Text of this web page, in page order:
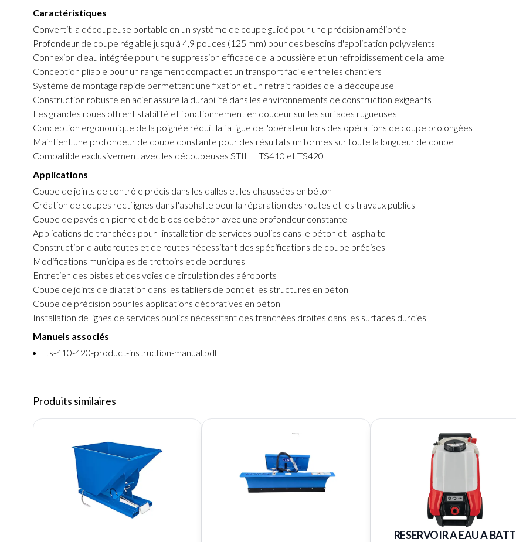
Caractéristiques
Convertit la découpeuse portable en un système de coupe guidé pour une précision améliorée
Profondeur de coupe réglable jusqu'à 4,9 pouces (125 mm) pour des besoins d'application polyvalents
Connexion d'eau intégrée pour une suppression efficace de la poussière et un refroidissement de la lame
Conception pliable pour un rangement compact et un transport facile entre les chantiers
Système de montage rapide permettant une fixation et un retrait rapides de la découpeuse
Construction robuste en acier assure la durabilité dans les environnements de construction exigeants
Les grandes roues offrent stabilité et fonctionnement en douceur sur les surfaces rugueuses
Conception ergonomique de la poignée réduit la fatigue de l'opérateur lors des opérations de coupe prolongées
Maintient une profondeur de coupe constante pour des résultats uniformes sur toute la longueur de coupe
Compatible exclusivement avec les découpeuses STIHL TS410 et TS420
Applications
Coupe de joints de contrôle précis dans les dalles et les chaussées en béton
Création de coupes rectilignes dans l'asphalte pour la réparation des routes et les travaux publics
Coupe de pavés en pierre et de blocs de béton avec une profondeur constante
Applications de tranchées pour l'installation de services publics dans le béton et l'asphalte
Construction d'autoroutes et de routes nécessitant des spécifications de coupe précises
Modifications municipales de trottoirs et de bordures
Entretien des pistes et des voies de circulation des aéroports
Coupe de joints de dilatation dans les tabliers de pont et les structures en béton
Coupe de précision pour les applications décoratives en béton
Installation de lignes de services publics nécessitant des tranchées droites dans les surfaces durcies
Manuels associés
ts-410-420-product-instruction-manual.pdf
Produits similaires
RESERVOIR A EAU A BATT